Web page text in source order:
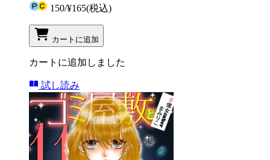
150/¥165(税込)
カートに追加
カートに追加しました
試し読み